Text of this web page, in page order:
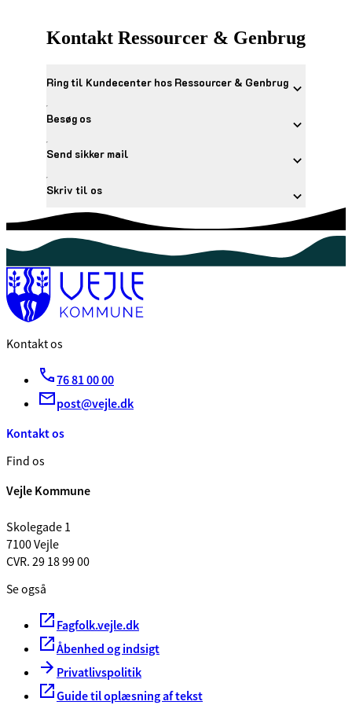
Kontakt Ressourcer & Genbrug
Ring til Kundecenter hos Ressourcer & Genbrug
Besøg os
Send sikker mail
Skriv til os
Kontakt os
76 81 00 00
post@vejle.dk
Kontakt os
Find os
Vejle Kommune
Skolegade 1
7100 Vejle
CVR. 29 18 99 00
Se også
Fagfolk.vejle.dk
Åbenhed og indsigt
Privatlivspolitik
Guide til oplæsning af tekst